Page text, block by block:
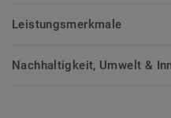
Leistungsmerkmale
Nachhaltigkeit, Umwelt &